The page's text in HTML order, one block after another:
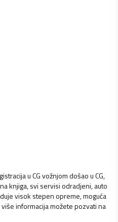
u CG vožnjom došao u CG,
knjiga, svi servisi odradjeni, auto
visok stepen opreme, moguća
informacija možete pozvati na